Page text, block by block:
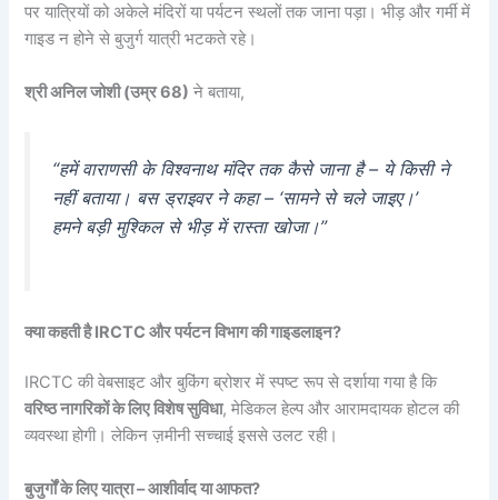
पर यात्रियों को अकेले मंदिरों या पर्यटन स्थलों तक जाना पड़ा। भीड़ और गर्मी में
गाइड न होने से बुजुर्ग यात्री भटकते रहे।
श्री अनिल जोशी (उम्र 68) ने बताया,
“हमें वाराणसी के विश्वनाथ मंदिर तक कैसे जाना है – ये किसी ने
नहीं बताया। बस ड्राइवर ने कहा – ‘सामने से चले जाइए।’
हमने बड़ी मुश्किल से भीड़ में रास्ता खोजा।”
क्या कहती है IRCTC और पर्यटन विभाग की गाइडलाइन?
IRCTC की वेबसाइट और बुकिंग ब्रोशर में स्पष्ट रूप से दर्शाया गया है कि
वरिष्ठ नागरिकों के लिए विशेष सुविधा, मेडिकल हेल्प और आरामदायक होटल की
व्यवस्था होगी। लेकिन ज़मीनी सच्चाई इससे उलट रही।
बुजुर्गों के लिए यात्रा – आशीर्वाद या आफत?